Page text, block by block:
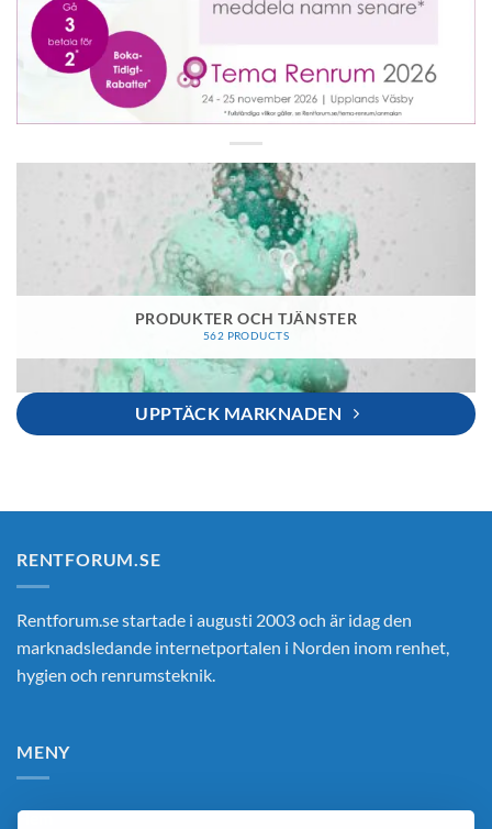
PRODUKTER OCH TJÄNSTER
562 PRODUCTS
UPPTÄCK MARKNADEN
RENTFORUM.SE
Rentforum.se startade i augusti 2003 och är idag den
marknadsledande internetportalen i Norden inom renhet,
hygien och renrumsteknik.
MENY
Hem